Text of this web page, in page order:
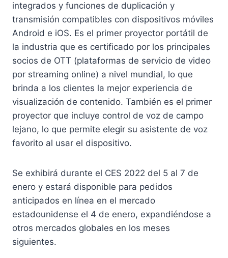
integrados y funciones de duplicación y
transmisión compatibles con dispositivos móviles
Android e iOS. Es el primer proyector portátil de
la industria que es certificado por los principales
socios de OTT (plataformas de servicio de video
por streaming online) a nivel mundial, lo que
brinda a los clientes la mejor experiencia de
visualización de contenido. También es el primer
proyector que incluye control de voz de campo
lejano, lo que permite elegir su asistente de voz
favorito al usar el dispositivo.
Se exhibirá durante el CES 2022 del 5 al 7 de
enero y estará disponible para pedidos
anticipados en línea en el mercado
estadounidense el 4 de enero, expandiéndose a
otros mercados globales en los meses
siguientes.